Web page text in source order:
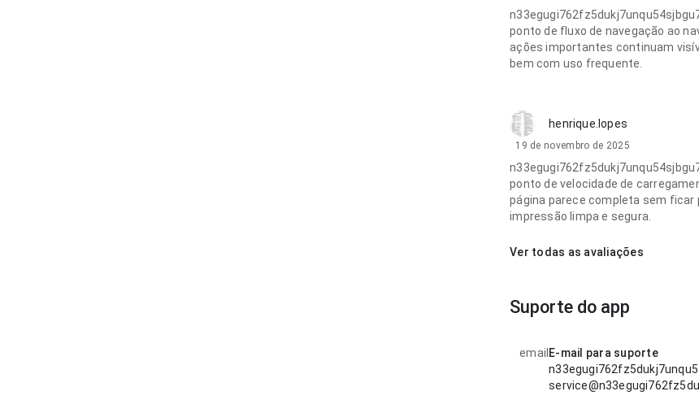
ponto de fluxo de navegação ao
ações importantes continuam
bem com uso frequente.
henrique.lopes
19 de novembro de 2025
ponto de velocidade de
página parece completa sem ficar
impressão limpa e segura.
Ver todas as avaliações
Suporte do app
email E-mail para suporte